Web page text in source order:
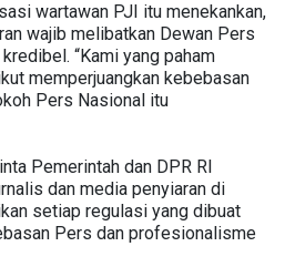
wartawan PJI itu menekankan,
wajib melibatkan Dewan Pers
“Kami yang paham
memperjuangkan kebebasan
Pers Nasional itu
Pemerintah dan DPR RI
dan media penyiaran di
setiap regulasi yang dibuat
Pers dan profesionalisme